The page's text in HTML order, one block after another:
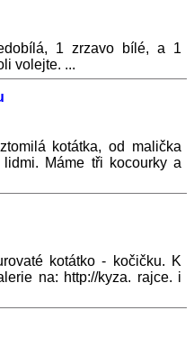
1 zrzavo bílé, a 1
volejte. ...
kotátka, od malička
Máme tři kocourky a
kotátko - kočičku. K
na: http://kyza. rajce. i